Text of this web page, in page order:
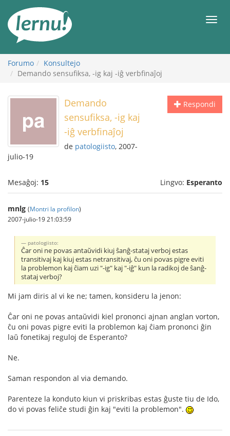
enhavo
Forumo
Konsultejo
Demando sensufiksa, -ig kaj -iĝ verbfinaĵoj
Respondi
Demando
sensufiksa, -ig kaj
-iĝ verbfinaĵoj
de patologiisto, 2007-
julio-19
Mesaĝoj: 15 Lingvo: Esperanto
mnlg (Montri la profilon)
2007-julio-19 21:03:59
patologiisto:
Ĉar oni ne povas antaŭvidi kiuj ŝanĝ-stataj verboj estas
transitivaj kaj kiuj estas netransitivaj, ĉu oni povas pigre eviti
la problemon kaj ĉiam uzi "-ig" kaj "-iĝ" kun la radikoj de ŝanĝ-
stataj verboj?
Mi jam diris al vi ke ne; tamen, konsideru la jenon:
Ĉar oni ne povas antaŭvidi kiel prononci ajnan anglan vorton,
ĉu oni povas pigre eviti la problemon kaj ĉiam prononci ĝin
laŭ fonetikaj reguloj de Esperanto?
Ne.
Saman respondon al via demando.
Parenteze la konduto kiun vi priskribas estas ĝuste tiu de Ido,
do vi povas feliĉe studi ĝin kaj "eviti la problemon".